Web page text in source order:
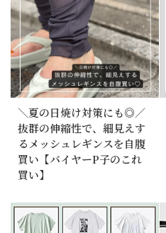
＼夏の日焼け対策にも◎／
抜群の伸縮性で、細見えす
るメッシュレギンスを自腹
買い【バイヤーP子のこれ
買い】